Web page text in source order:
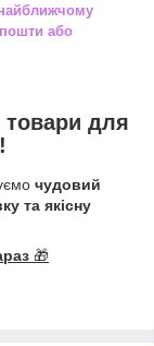
або
товари для
чудовий
та якісну
🎁